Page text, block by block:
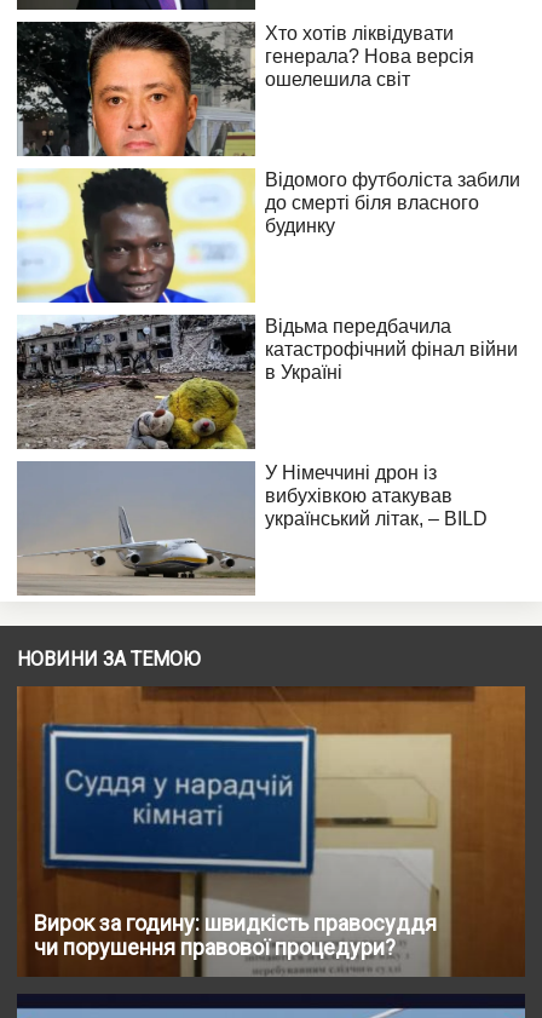
НОВИНИ ЗА ТЕМОЮ
Вирок за годину: швидкість правосуддя
чи порушення правової процедури?